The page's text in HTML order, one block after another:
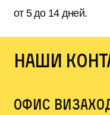
от 5 до 14 дней.
Наши
офис